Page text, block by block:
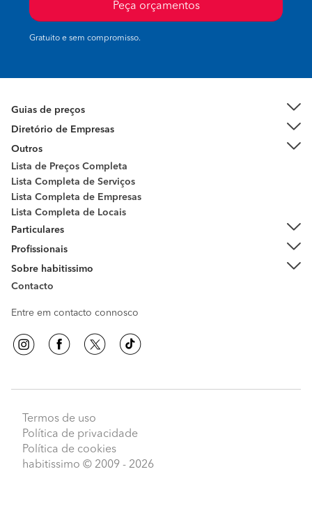
Peça orçamentos
Gratuito e sem compromisso.
Guias de preços
Diretório de Empresas
Outros
Lista de Preços Completa
Lista Completa de Serviços
Lista Completa de Empresas
Lista Completa de Locais
Particulares
Profissionais
Sobre habitissimo
Contacto
Entre em contacto connosco
Termos de uso
Política de privacidade
Política de cookies
habitissimo © 2009 - 2026